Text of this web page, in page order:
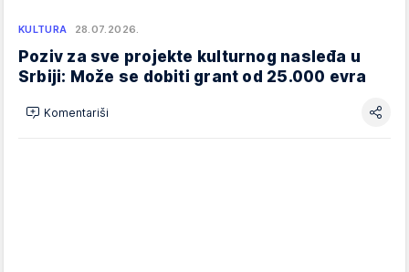
KULTURA 28.07.2026.
Poziv za sve projekte kulturnog nasleđa u
Srbiji: Može se dobiti grant od 25.000 evra
Komentariši